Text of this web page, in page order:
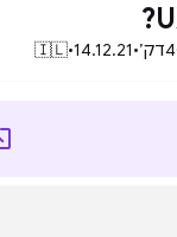
דק׳•
14.12.21
•
🇮🇱